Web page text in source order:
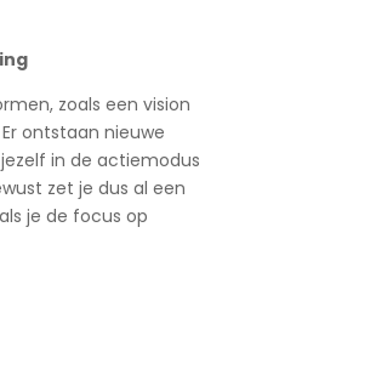
zoals een vision
ontstaan nieuwe
in de actiemodus
zet je dus al een
je de focus op